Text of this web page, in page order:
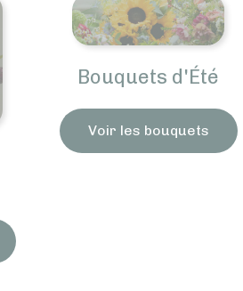
Bouquets d'Été
Voir les bouquets